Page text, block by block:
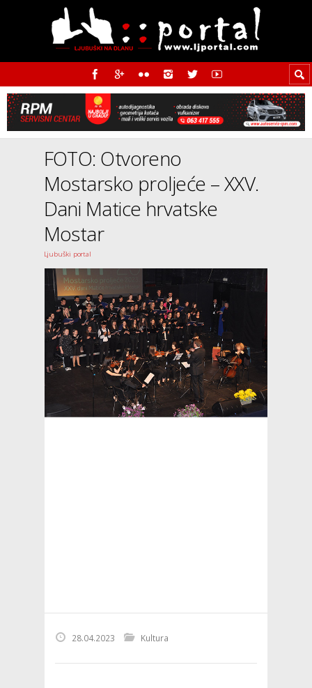
FOTO: Otvoreno
Mostarsko proljeće – XXV.
Dani Matice hrvatske
Mostar
Ljubuški portal
28.04.2023 Kultura